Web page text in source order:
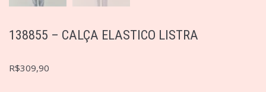
138855 – CALÇA ELASTICO LISTRA
R$309,90